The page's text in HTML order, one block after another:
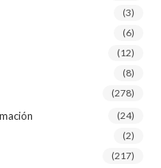
(3)
(6)
(12)
(8)
(278)
(24)
(2)
(217)